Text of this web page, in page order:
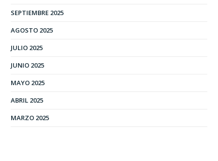
SEPTIEMBRE 2025
AGOSTO 2025
JULIO 2025
JUNIO 2025
MAYO 2025
ABRIL 2025
MARZO 2025